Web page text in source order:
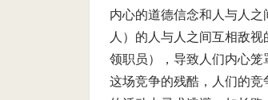
内心的道德信念和人与人
人）的人与人之间互相敌
领职员），导致人们内心笼
这场竞争的残酷，人们的